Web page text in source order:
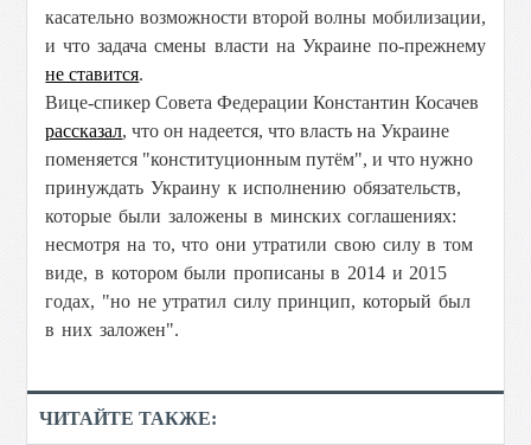
касательно возможности второй волны мобилизации,
и что задача смены власти на Украине по-прежнему
не ставится.
Вице-спикер Совета Федерации Константин Косачев
рассказал, что он надеется, что власть на Украине
поменяется "конституционным путём", и чтонужно
принуждать Украину к исполнению обязательств,
которые были заложены в минских соглашениях:
несмотря на то, что они утратили свою силу в том
виде, в котором были прописаны в 2014 и 2015
годах, "но не утратил силу принцип, который был
в них заложен".
ЧИТАЙТЕ ТАКЖЕ: